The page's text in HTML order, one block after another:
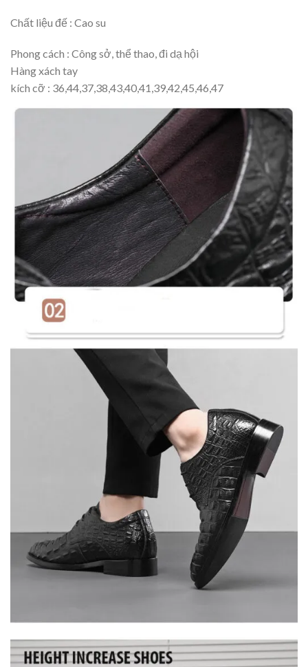
Chất liệu đế : Cao su
Phong cách : Công sở, thể thao, đi dạ hội
Hàng xách tay
kích cỡ : 36,44,37,38,43,40,41,39,42,45,46,47